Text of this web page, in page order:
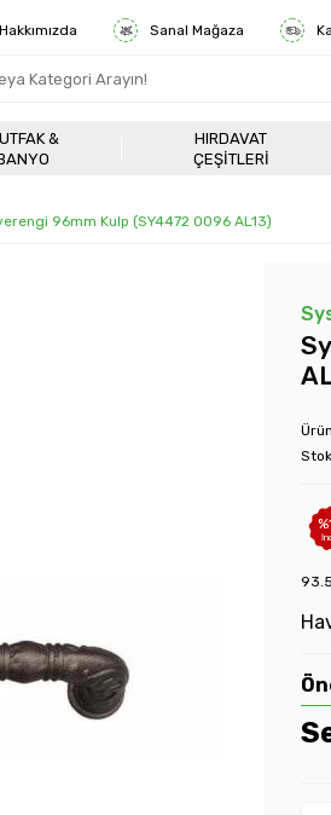
Hakkımızda Sanal Mağaza
&
HIRDAVAT
ÇEŞITLERI
96mm Kulp (SY4472 0096 AL13)
%